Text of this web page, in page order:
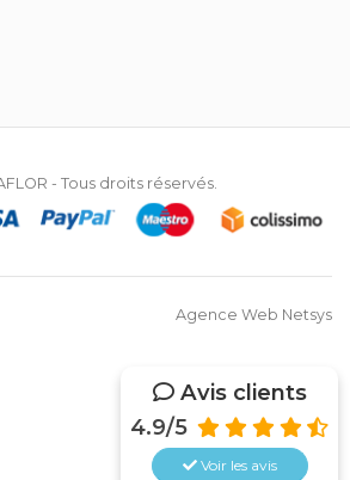
Avis clients
4.9/5
Voir les avis
- Tous droits réservés.
Agence Web Netsys